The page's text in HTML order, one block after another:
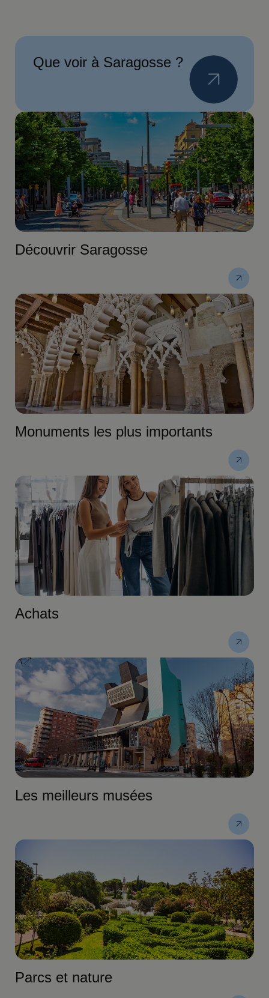
Que voir à Saragosse ?
Découvrir Saragosse
Monuments les plus importants
Achats
Les meilleurs musées
Parcs et nature